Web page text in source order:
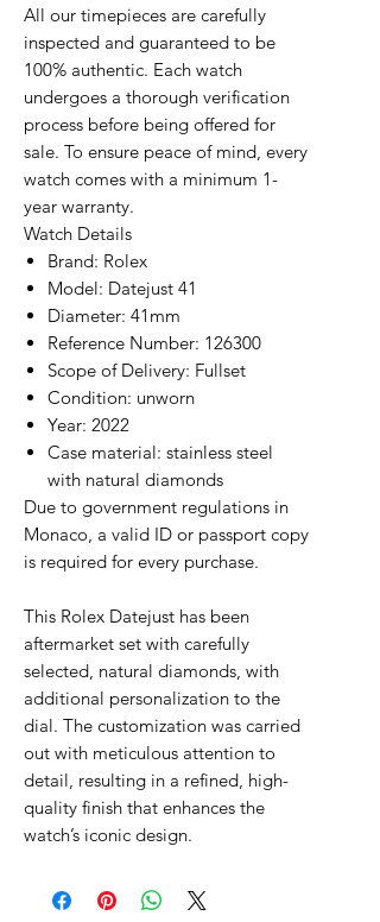
All our timepieces are carefully
inspected and guaranteed to be
100% authentic. Each watch
undergoes a thorough verification
process before being offered for
sale. To ensure peace of mind, every
watch comes with a minimum 1-
year warranty.
Watch Details
Brand: Rolex
Model: Datejust 41
Diameter: 41mm
Reference Number: 126300
Scope of Delivery: Fullset
Condition: unworn
Year: 2022
Case material: stainless steel
with natural diamonds
Due to government regulations in
Monaco, a valid ID or passport copy
is required for every purchase.
This Rolex Datejust has been
aftermarket set with carefully
selected, natural diamonds, with
additional personalization to the
dial. The customization was carried
out with meticulous attention to
detail, resulting in a refined, high-
quality finish that enhances the
watch’s iconic design.